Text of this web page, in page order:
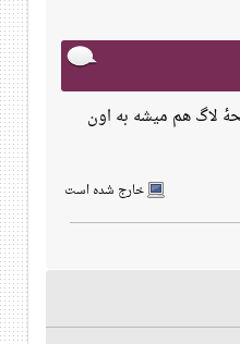
لاگ هم میشه به اون
خارج شده است